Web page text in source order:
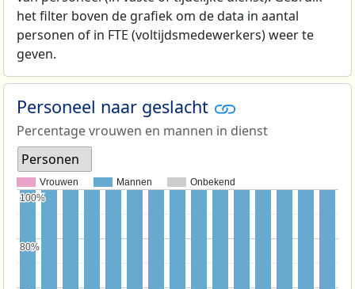
het filter boven de grafiek om de data in aantal
personen of in FTE (voltijdsmedewerkers) weer te
geven.
Personeel naar geslacht
Percentage vrouwen en mannen in dienst
Personen
Vrouwen Mannen Onbekend
80%
80%
100%
100%